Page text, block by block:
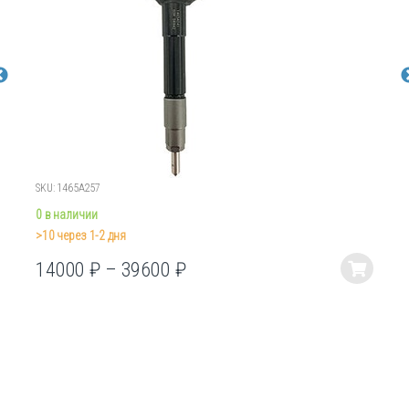
SKU: 1465A257
0 в наличии
>10 через 1-2 дня
14000₽ – 39600 ₽
Этот